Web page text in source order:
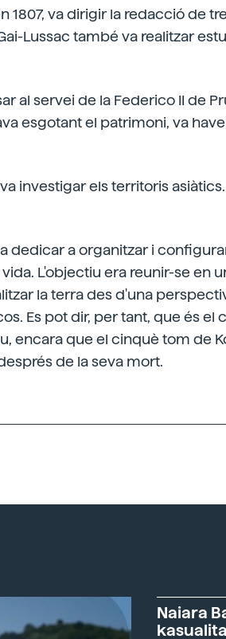
1807, va dirigir la redacció de
Lussac també va realitzar
al servei de la Federico II de
esgotant el patrimoni, va
investigar els territoris
dedicar a organitzar i
L'objectiu era reunir-se en
la terra des d'una
Es pot dir, per tant, que és el
encara que el cinquè tom de
de la seva mort.
Naiara